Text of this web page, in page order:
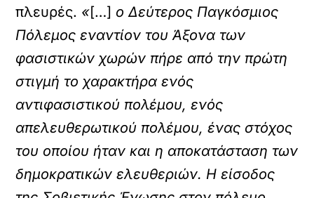
πλευρές. «[…] ο Δεύτερος Παγκόσμιος
Πόλεμος εναντίον του Άξονα των
φασιστικών χωρών πήρε από την πρώτη
στιγμή το χαρακτήρα ενός
αντιφασιστικού πολέμου, ενός
απελευθερωτικού πολέμου, ένας στόχος
του οποίου ήταν και η αποκατάσταση των
δημοκρατικών ελευθεριών. Η είσοδος